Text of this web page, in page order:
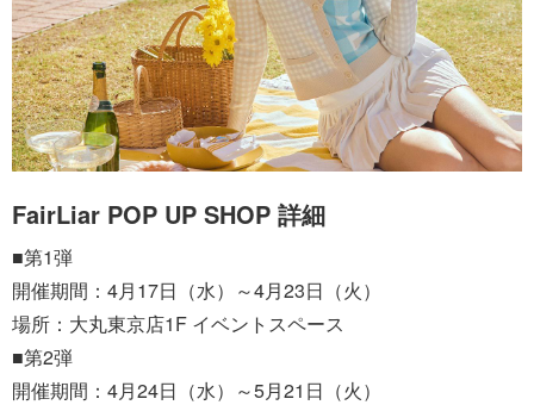
FairLiar POP UP SHOP 詳細
■第1弾
開催期間：4月17日（水）～4月23日（火）
場所：大丸東京店1F イベントスペース
■第2弾
開催期間：4月24日（水）～5月21日（火）